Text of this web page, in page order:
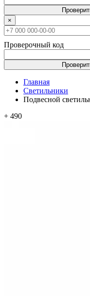
×
Проверочный код
Главная
Светильники
Подвесной
+ 490